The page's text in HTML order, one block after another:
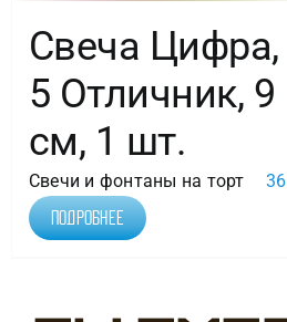
Свеча Цифра,
5 Отличник, 9
см, 1 шт.
Свечи и фонтаны на торт 36
Подробнее